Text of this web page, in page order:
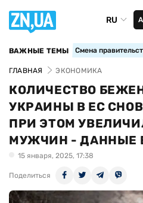
RU
ВАЖНЫЕ ТЕМЫ Смена
ГЛАВНАЯ ЭКОНОМИКА
КОЛИЧЕСТВО
УКРАИНЫ В ЕС
ПРИ ЭТОМ
МУЖЧИН - ДАННЫЕ
15 января, 2025, 17:38
Поделиться